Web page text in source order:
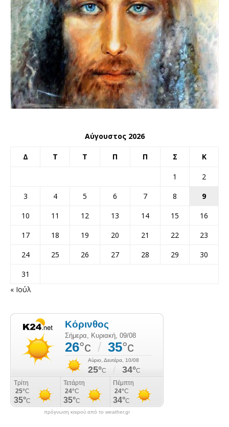
Αύγουστος 2026
Δ Τ Τ Π Π Σ Κ
1
2
3
4 5 6 7 8
9
10
11 12 13 14 15
16
17
18 19 20 21 22
23
24
25 26 27 28 29
30
31
« Ιούλ
πρόγνωση καιρού από το weather.gr